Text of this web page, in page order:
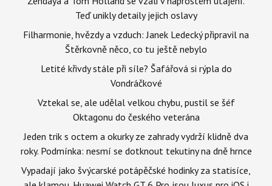
Teď unikly detaily jejich oslavy
Filharmonie, hvězdy a vzduch: Janek Ledecký připravil na
Štěrkovně něco, co tu ještě nebylo
Letité křivdy stále při síle? Šafářová si rýpla do
Vondráčkové
Vztekal se, ale udělal velkou chybu, pustil se šéf
Oktagonu do českého veterána
Jeden trik s octem a okurky ze zahrady vydrží klidně dva
roky. Podmínka: nesmí se dotknout tekutiny na dně hrnce
Vypadají jako švýcarské potápěčské hodinky za statisíce,